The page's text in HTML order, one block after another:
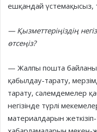
ешқандай үстемақысыз,
— Қызметтеріңіздің
өтсеңіз?
— Жалпы пошта
қабылдау-тарату,
тарату, сәлемдемелер
негізінде түрлі
материалдарын